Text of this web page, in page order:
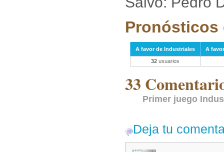
Pronósticos
A favor de Industriales
A
32 usuarios
33
Primer juego
Deja tu